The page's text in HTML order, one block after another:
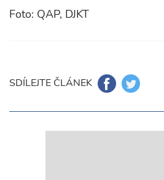
Foto: QAP, DJKT
SDÍLEJTE ČLÁNEK